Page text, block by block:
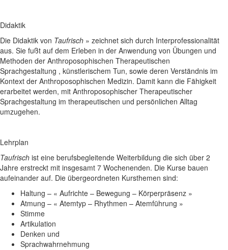
Didaktik
Die Didaktik von Taufrisch » zeichnet sich durch Interprofessionalität
aus. Sie fußt auf dem Erleben in der Anwendung von Übungen und
Methoden der Anthroposophischen Therapeutischen
Sprachgestaltung , künstlerischem Tun, sowie deren Verständnis im
Kontext der Anthroposophischen Medizin. Damit kann die Fähigkeit
erarbeitet werden, mit Anthroposophischer Therapeutischer
Sprachgestaltung im therapeutischen und persönlichen Alltag
umzugehen.
Lehrplan
Taufrisch ist eine berufsbegleitende Weiterbildung die sich über 2
Jahre erstreckt mit insgesamt 7 Wochenenden. Die Kurse bauen
aufeinander auf. Die übergeordneten Kursthemen sind:
Haltung – « Aufrichte – Bewegung – Körperpräsenz »
Atmung – « Atemtyp – Rhythmen – Atemführung »
Stimme
Artikulation
Denken und
Sprachwahrnehmung